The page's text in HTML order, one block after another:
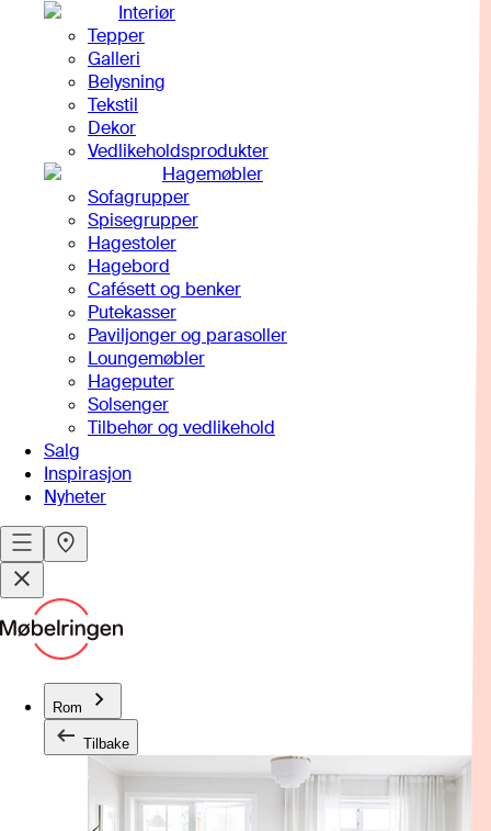
Interiør
Tepper
Galleri
Belysning
Tekstil
Dekor
Vedlikeholdsprodukter
Hagemøbler
Sofagrupper
Spisegrupper
Hagestoler
Hagebord
Cafésett og benker
Putekasser
Paviljonger og parasoller
Loungemøbler
Hageputer
Solsenger
Tilbehør og vedlikehold
Salg
Inspirasjon
Nyheter
Rom
Tilbake